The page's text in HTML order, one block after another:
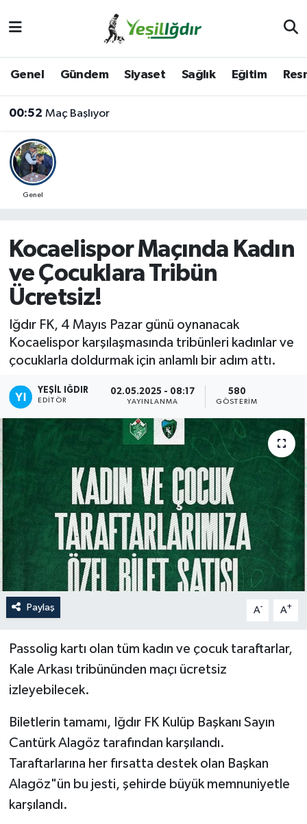
Genel Gündem Siyaset Sağlık Eğitim
00:52 Maç Başlıyor
Genel
Kocaelispor Maçında Kadın
ve Çocuklara Tribün
Ücretsiz!
Iğdır FK, 4 Mayıs Pazar günü oynanacak
Kocaelispor karşılaşmasında tribünleri kadınlar ve
çocuklarla doldurmak için anlamlı bir adım attı.
YEŞIL IĞDIR
EDITÖR
02.05.2025 - 08:17
YAYINLANMA
580
GÖSTERIM
Paylaş A- A+
Passolig kartı olan tüm kadın ve çocuk taraftarlar,
Kale Arkası tribününden maçı ücretsiz
izleyebilecek.
Biletlerin tamamı, Iğdır FK Kulüp Başkanı Sayın
Cantürk Alagöz tarafından karşılandı.
Taraftarlarına her fırsatta destek olan Başkan
Alagöz"ün bu jesti, şehirde büyük memnuniyetle
karşılandı.
İğdir Namaz Vakitleri
Iğdır Trafik Yoğunluk Haritası
Süper Lig Puan Durumu ve Fikstür
Son Dakika Haberleri
Haber Arşivi